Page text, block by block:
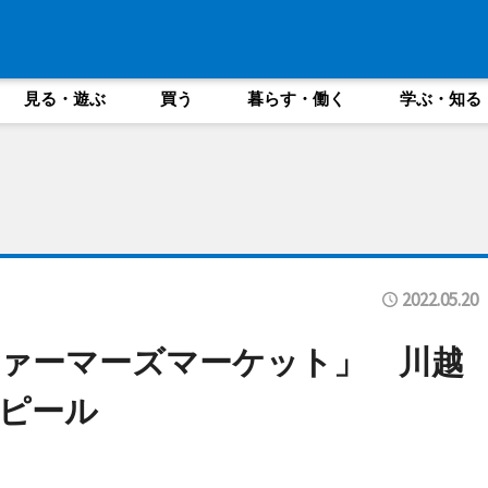
見る・遊ぶ 買う 暮らす・働く 学ぶ・知る
2022.05.20
ーマーズマーケット」 川越
ール